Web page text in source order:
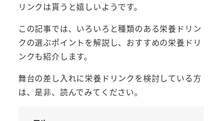
リンクは貰うと嬉しいようです。
この記事では、いろいろと種類のある栄養ドリン
クの選ぶポイントを解説し、おすすめの栄養ドリ
ンクも紹介します。
舞台の差し入れに栄養ドリンクを検討している方
は、是非、読んでみてください。